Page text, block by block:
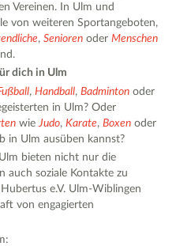
Vereinen. In Ulm und
von weiteren Sportangeboten,
,Senioren oderMenschen
dich in Ulm
,Handball,Badminton oder
in Ulm? Oder
wieJudo,Karate,Boxen oder
in Ulm ausüben kannst?
bieten nicht nur die
auch soziale Kontakte zu
e.V. Ulm-Wiblingen
von engagierten